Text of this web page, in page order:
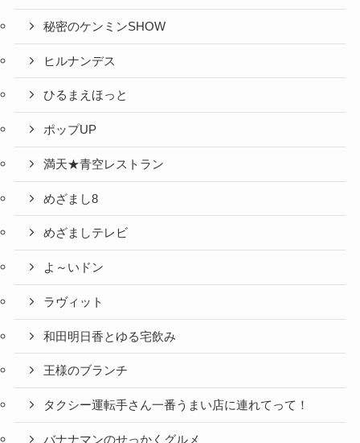
秘密のケンミンSHOW
ヒルナンデス
ひるまえほっと
ポップUP
満天★青空レストラン
めざまし8
めざましテレビ
よ～いドン
ラヴィット
和田明日香とゆる宅飲み
王様のブランチ
タクシー運転手さん一番うまい店に連れてって！
バナナマンのせっかくグルメ